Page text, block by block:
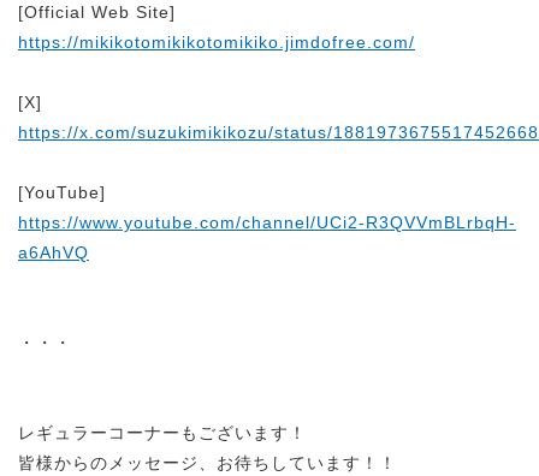
[Official Web Site]
https://mikikotomikikotomikiko.jimdofree.com/
[X]
https://x.com/suzukimikikozu/status/1881973675517452668
[YouTube]
https://www.youtube.com/channel/UCi2-R3QVVmBLrbqH-
a6AhVQ
・・・
レギュラーコーナーもございます！
皆様からのメッセージ、お待ちしています！！